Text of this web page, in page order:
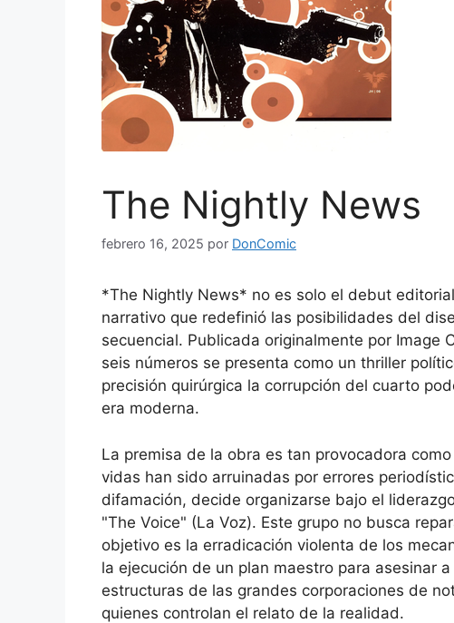
The Nightly News
febrero 16, 2025 por DonComic
*The Nightly News* no es solo el debut
narrativo que redefinió las posibilidades del
secuencial. Publicada originalmente por Image
seis números se presenta como un thriller
precisión quirúrgica la corrupción del cuarto
era moderna.
La premisa de la obra es tan provocadora
vidas han sido arruinadas por errores
difamación, decide organizarse bajo el
"The Voice" (La Voz). Este grupo no busca
objetivo es la erradicación violenta de los
la ejecución de un plan maestro para asesinar
estructuras de las grandes corporaciones de
quienes controlan el relato de la realidad.